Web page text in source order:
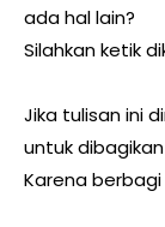
ada hal lain?
Silahkan ketik
Jika tulisan ini
untuk
Karena